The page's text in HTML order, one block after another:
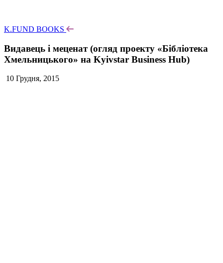
K.FUND BOOKS
Видавець і меценат (огляд проекту «Бібліотека
Хмельницького» на Kyivstar Business Hub)
10 Грудня, 2015